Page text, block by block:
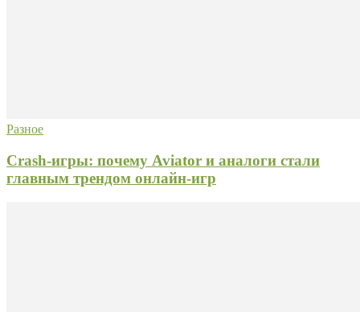
Разное
Crash-игры: почему Aviator и аналоги стали
главным трендом онлайн-игр